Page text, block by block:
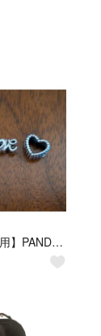
【0119様専用】PANDORA チャーム3個セット